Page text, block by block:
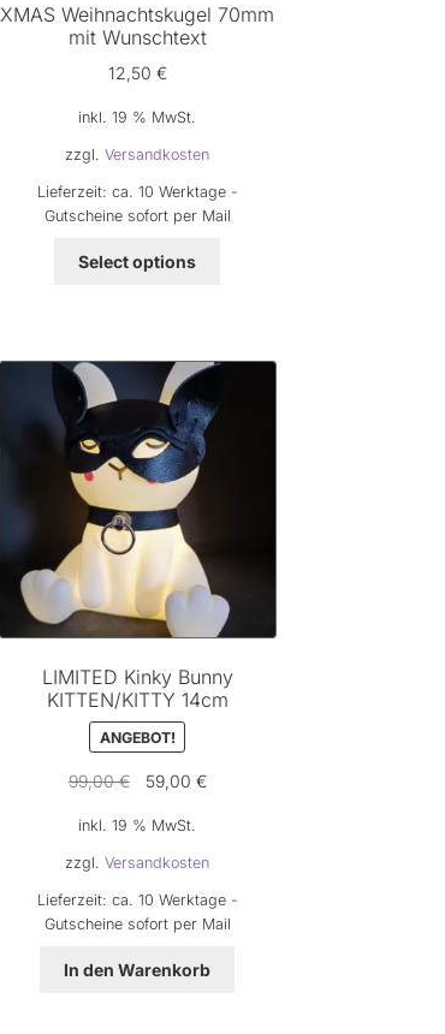
XMAS Weihnachtskugel 70mm
mit Wunschtext
12,50 €
inkl. 19 % MwSt.
zzgl.Versandkosten
Lieferzeit: ca. 10 Werktage -
Gutscheine sofort per Mail
Select options
LIMITED Kinky Bunny
KITTEN/KITTY 14cm
ANGEBOT!
99,00€
Ursprünglicher
war:
99,00 €
59,00 €Aktueller
59,00 €.
inkl. 19 % MwSt.
zzgl.Versandkosten
Lieferzeit: ca. 10 Werktage -
Gutscheine sofort per Mail
In den Warenkorb